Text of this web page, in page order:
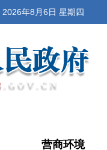
2026年8月6日 星期四
营商环境